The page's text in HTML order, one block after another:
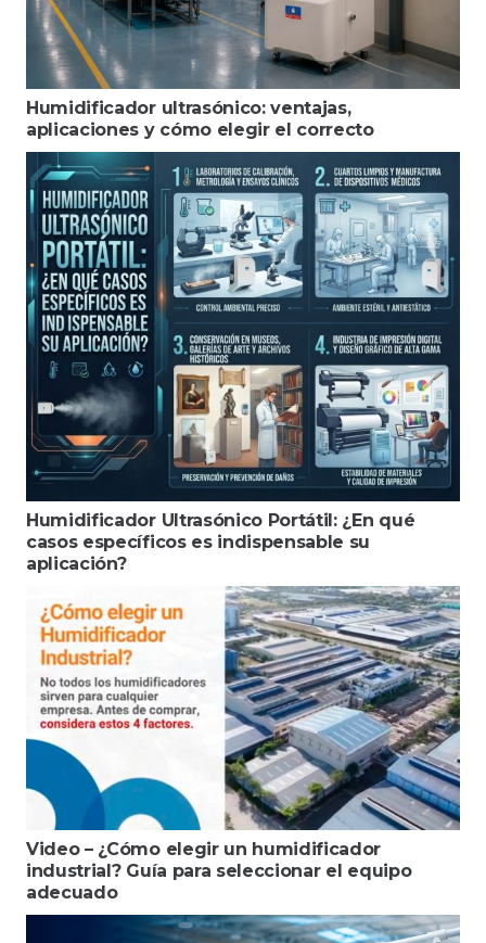
Humidificador ultrasónico: ventajas,
aplicaciones y cómo elegir el correcto
Humidificador Ultrasónico Portátil: ¿En qué
casos específicos es indispensable su
aplicación?
Video – ¿Cómo elegir un humidificador
industrial? Guía para seleccionar el equipo
adecuado